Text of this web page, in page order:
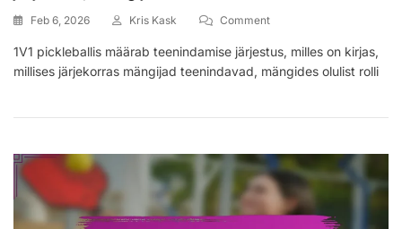
Feb 6, 2026 Kris Kask CommentOn
Pickleball:
Teeninduse
Järjekord,
Vahetus
1V1 pickleballis määrab teenindamise järjestus, milles on kirjas,
millises järjekorras mängijad teenindavad, mängides olulist rolli